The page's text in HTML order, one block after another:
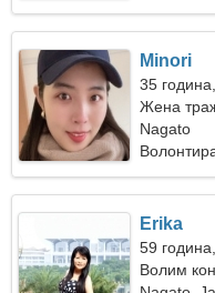
Minori
35
Жена
Nagato
Erika
59
Волим